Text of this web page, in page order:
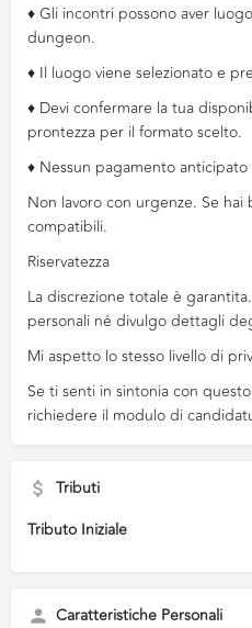
♦️ Gli incontri possono aver
dungeon.
♦️ Il luogo viene selezionato e
♦️ Devi confermare la tua
prontezza per il formato scelto.
♦️ Nessun pagamento
Non lavoro con urgenze. Se
compatibili.
Riservatezza
La discrezione totale è
personali né divulgo dettagli
Mi aspetto lo stesso livello di
Se ti senti in sintonia con
richiedere il modulo di
Tributi
Tributo Iniziale
Caratteristiche Personali